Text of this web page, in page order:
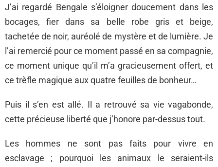
J’ai regardé Bengale s’éloigner doucement dans les
bocages, fier dans sa belle robe gris et beige,
tachetée de noir, auréolé de mystère et de lumière. Je
l’ai remercié pour ce moment passé en sa compagnie,
ce moment unique qu’il m’a gracieusement offert, et
ce trèfle magique aux quatre feuilles de bonheur…
Puis il s’en est allé. Il a retrouvé sa vie vagabonde,
cette précieuse liberté que j’honore par-dessus tout.
Les hommes ne sont pas faits pour vivre en
esclavage ; pourquoi les animaux le seraient-ils